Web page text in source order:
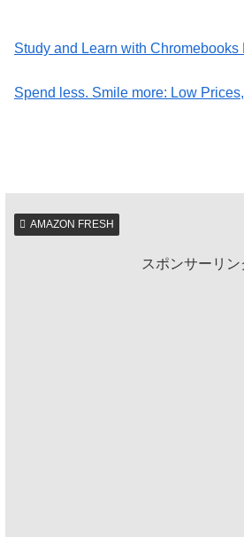
Study and Learn with Chromebooks
Spend less. Smile more: Low
AMAZON FRESH
スポンサーリン